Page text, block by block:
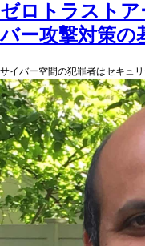
ゼロトラスト
バー攻撃対策の
サイバー空間の犯罪者はセキュ